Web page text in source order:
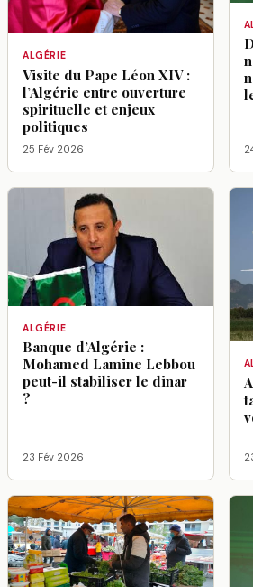
ALGÉRIE
Visite du Pape Léon XIV :
l’Algérie entre ouverture
spirituelle et enjeux
politiques
25 Fév 2026
ALGÉRIE
Banque d’Algérie :
Mohamed Lamine Lebbou
peut-il stabiliser le dinar
?
23 Fév 2026